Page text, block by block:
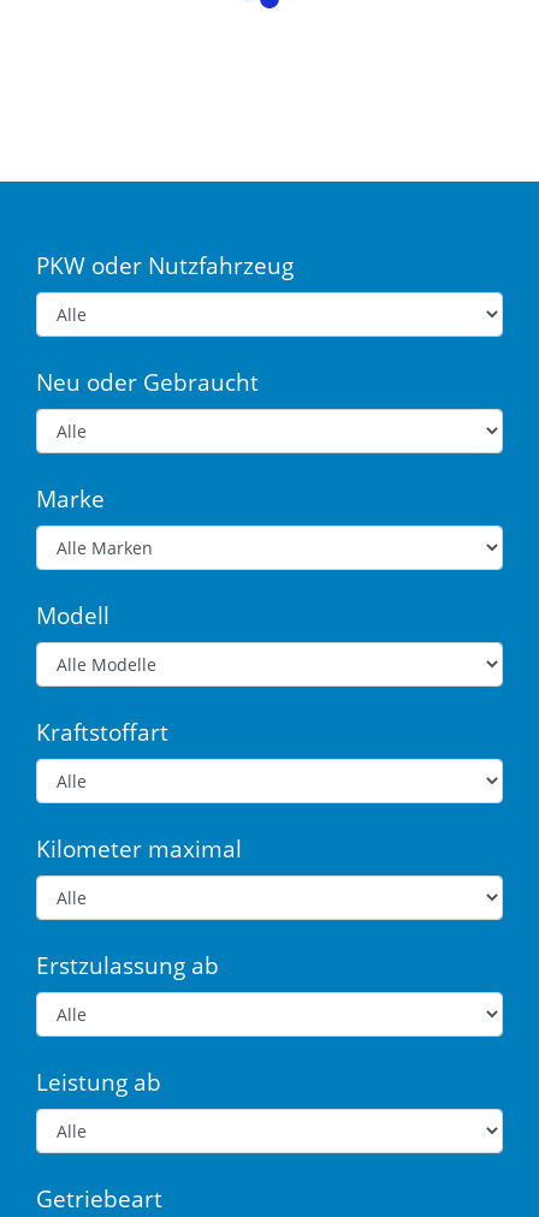
PKW oder Nutzfahrzeug
Neu oder Gebraucht
Marke
Modell
Kraftstoffart
Kilometer maximal
Erstzulassung ab
Leistung ab
Getriebeart